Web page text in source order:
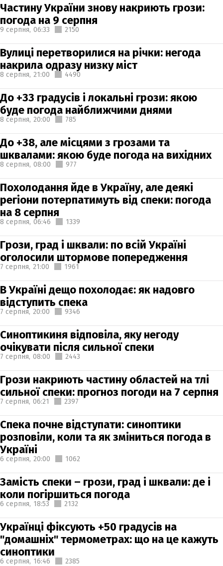
Частину України знову накриють грози:
погода на 9 серпня
9 серпня, 06:33 2150
Вулиці перетворилися на річки: негода
накрила одразу низку міст
8 серпня, 21:00 4490
До +33 градусів і локальні грози: якою
буде погода найближчими днями
8 серпня, 20:00 785
До +38, але місцями з грозами та
шквалами: якою буде погода на вихідних
8 серпня, 08:00 977
Похолодання йде в Україну, але деякі
регіони потерпатимуть від спеки: погода
на 8 серпня
8 серпня, 06:46 1339
Грози, град і шквали: по всій Україні
оголосили штормове попередження
7 серпня, 21:00 1961
В Україні дещо похолодає: як надовго
відступить спека
7 серпня, 20:00 9346
Синоптикиня відповіла, яку негоду
очікувати після сильної спеки
7 серпня, 08:00 2443
Грози накриють частину областей на тлі
сильної спеки: прогноз погоди на 7 серпня
7 серпня, 06:21 2397
Спека почне відступати: синоптики
розповіли, коли та як зміниться погода в
Україні
6 серпня, 20:00 1062
Замість спеки – грози, град і шквали: де і
коли погіршиться погода
6 серпня, 18:53 2132
Українці фіксують +50 градусів на
"домашніх" термометрах: що на це кажуть
синоптики
6 серпня, 16:46 2385